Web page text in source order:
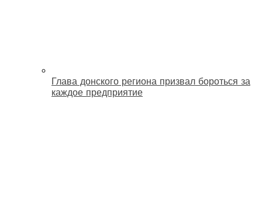
Глава донского региона призвал бороться за
каждое предприятие